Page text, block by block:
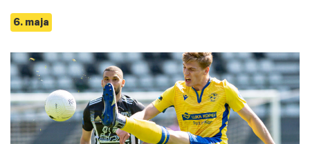
6. maja